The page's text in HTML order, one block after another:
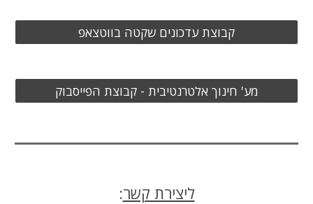
קבוצת עדכונים שקטה בווטצאפ
מע' חינוך אלטרנטיבית - קבוצת הפייסבוק
ליצירת קשר: